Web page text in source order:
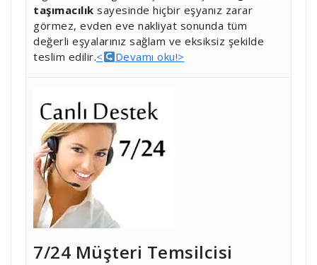
taşımacılık sayesinde hiçbir eşyanız zarar
görmez, evden eve nakliyat sonunda tüm
değerli eşyalarınız sağlam ve eksiksiz şekilde
teslim edilir.< Devamı oku!>
7/24 Müşteri Temsilcisi